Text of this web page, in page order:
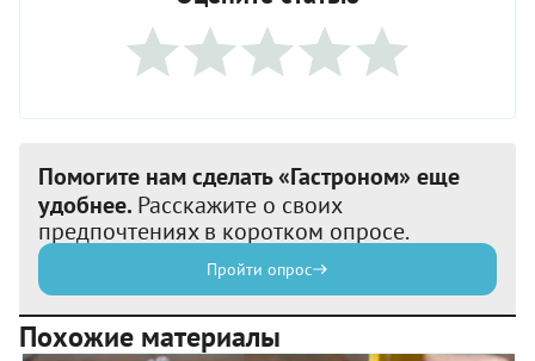
Помогите нам сделать «Гастроном» еще
удобнее. Расскажите о своих
предпочтениях в коротком опросе.
Пройти опрос
Похожие материалы